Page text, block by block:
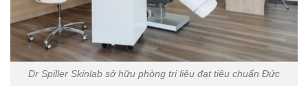
Dr Spiller Skinlab sở hữu phòng trị liệu đạt tiêu chuẩn Đức